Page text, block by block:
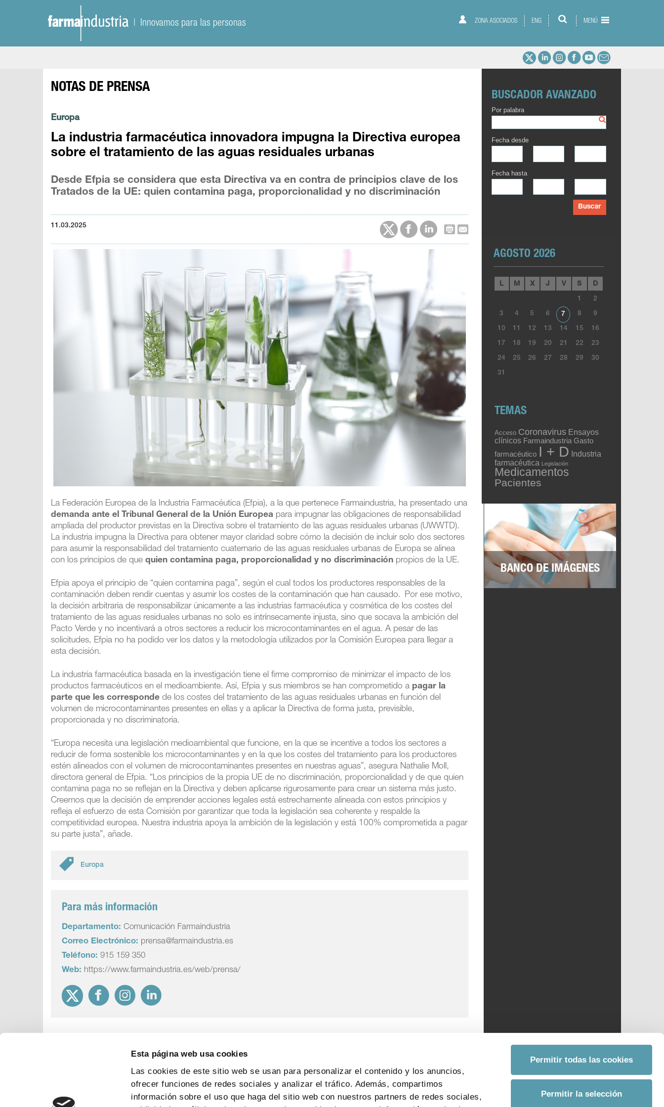
Esta página web usa cookies
Las cookies de este sitio web se usan para personalizar el contenido y los anuncios,
ofrecer funciones de redes sociales y analizar el tráfico. Además, compartimos
información sobre el uso que haga del sitio web con nuestros partners de redes sociales,
Permitir todas las cookies
Permitir la selección
| Innovamos para las personas ZONA ASOCIADOS ENG MENÚ
NOTAS DE PRENSA
Europa
La industria farmacéutica innovadora impugna la Directiva europea
sobre el tratamiento de las aguas residuales urbanas
Desde Efpia se considera que esta Directiva va en contra de principios clave de los
Tratados de la UE: quien contamina paga, proporcionalidad y no discriminación
11.03.2025
La Federación Europea de la Industria Farmacéutica (Efpia), a la que pertenece Farmaindustria, ha presentado una
demanda ante el Tribunal General de la Unión Europea para impugnar las obligaciones de responsabilidad
ampliada del productor previstas en la Directiva sobre el tratamiento de las aguas residuales urbanas (UWWTD).
La industria impugna la Directiva para obtener mayor claridad sobre cómo la decisión de incluir solo dos sectores
para asumir la responsabilidad del tratamiento cuaternario de las aguas residuales urbanas de Europa se alinea
con los principios de quequien contamina paga, proporcionalidad y no discriminación propios de la UE.
Efpia apoya el principio de “quien contamina paga”, según el cual todos los productores responsables de la
contaminación deben rendir cuentas y asumir los costes de la contaminación que han causado. Por ese motivo,
la decisión arbitraria de responsabilizar únicamente a las industrias farmacéutica y cosmética de los costes del
tratamiento de las aguas residuales urbanas no solo es intrínsecamente injusta, sino que socava la ambición del
Pacto Verde y no incentivará a otros sectores a reducir los microcontaminantes en el agua. A pesar de las
solicitudes, Efpia no ha podido ver los datos y la metodología utilizados por la Comisión Europea para llegar a
esta decisión.
La industria farmacéutica basada en la investigación tiene el firme compromiso de minimizar el impacto de los
productos farmacéuticos en el medioambiente. Así, Efpia y sus miembros se han comprometido a pagar la
parte que les corresponde de los costes del tratamiento de las aguas residuales urbanas en función del
volumen de microcontaminantes presentes en ellas y a aplicar la Directiva de forma justa, previsible,
proporcionada y no discriminatoria.
“Europa necesita una legislación medioambiental que funcione, en la que se incentive a todos los sectores a
reducir de forma sostenible los microcontaminantes y en la que los costes del tratamiento para los productores
estén alineados con el volumen de microcontaminantes presentes en nuestras aguas”, asegura Nathalie Moll,
directora general de Efpia. “Los principios de la propia UE de no discriminación, proporcionalidad y de que quien
contamina paga no se reflejan en la Directiva y deben aplicarse rigurosamente para crear un sistema más justo.
Creemos que la decisión de emprender acciones legales está estrechamente alineada con estos principios y
refleja el esfuerzo de esta Comisión por garantizar que toda la legislación sea coherente y respalde la
competitividad europea. Nuestra industria apoya la ambición de la legislación y está 100% comprometida a pagar
su parte justa”, añade.
Europa
Para más información
Departamento: Comunicación Farmaindustria
Correo Electrónico: prensa@farmaindustria.es
Teléfono: 915 159 350
Web: https://www.farmaindustria.es/web/prensa/
BUSCADOR AVANZADO
Por palabra
Fecha desde
Fecha hasta
Buscar
AGOSTO 2026
L M X J V S D
1 2
3 4 5 6 7 8 9
10 11 12 13 14 15 16
17 18 19 20 21 22 23
24 25 26 27 28 29 30
31
TEMAS
Acceso Coronavirus Ensayos
clínicos Farmaindustria Gasto
farmacéutico I + D Industria
farmacéutica Legislación
Medicamentos
Pacientes
BANCO DE IMÁGENES